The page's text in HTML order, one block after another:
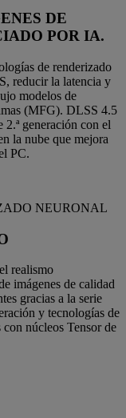
DE
POR IA.
de renderizado
reducir la latencia y
modelos de
(MFG). DLSS 4.5
generación con el
la nube que mejora
PC.
NEURONAL
realismo
imágenes de calidad
gracias a la serie
y tecnologías de
núcleos Tensor de